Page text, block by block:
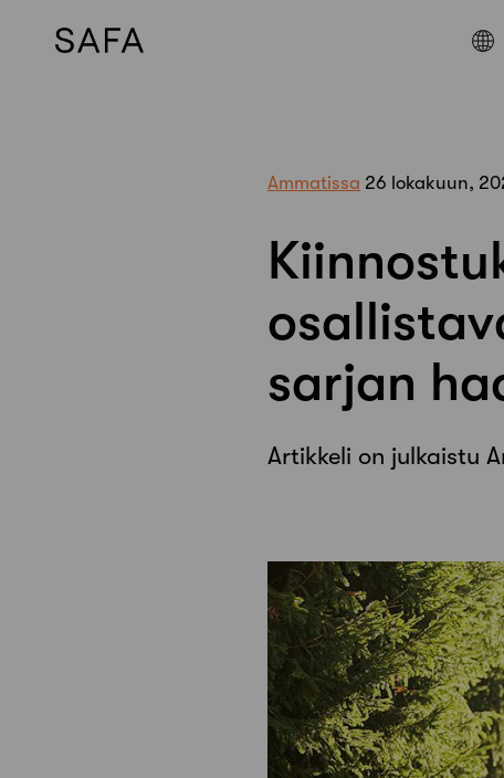
Ammatissa 26 lokakuun,
sarjan
Artikkeli on julkaistu